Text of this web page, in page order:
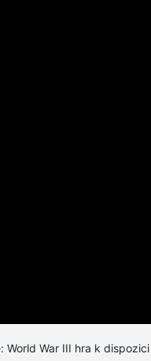
War III hra k